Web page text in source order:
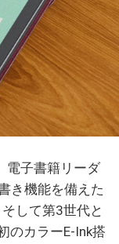
電子書籍リーダ
き機能を備えた
して第3世代と
のカラーE-Ink搭